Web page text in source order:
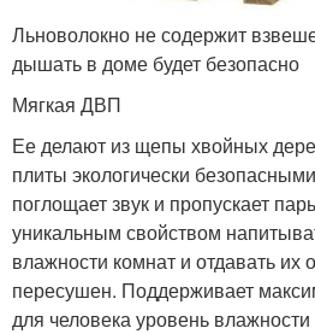
Льноволокно не содержит
дышать в доме будет безопасно
Мягкая ДВП
Ее делают из щепы хвойных
плиты экологически
поглощает звук и пропускает
уникальным свойством
влажности комнат и отдавать их
пересушен. Поддерживает
для человека уровень